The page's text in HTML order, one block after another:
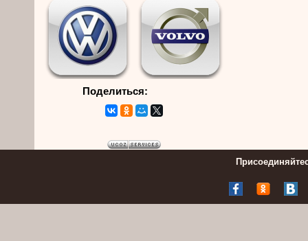
Поделиться: